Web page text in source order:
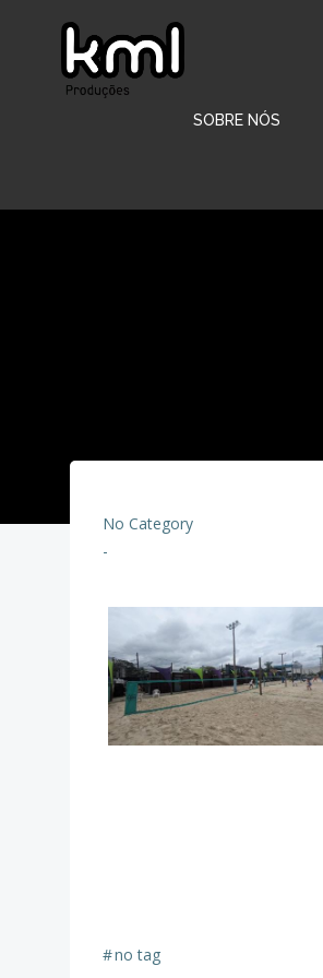
conteúdo
SOBRE NÓS
No Category
-
#no tag